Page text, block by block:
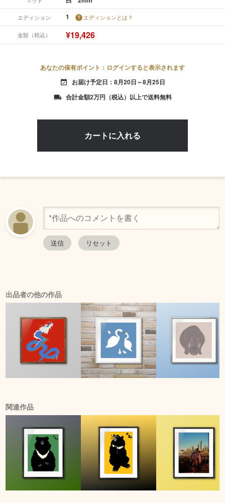
エディション 1 エディションとは？
金額（税込） ¥19,426
あなたの保有ポイント：ログインすると表示されます
event_available お届け予定日：8月20日～8月25日
local_shipping 合計金額2万円（税込）以上で送料無料
出品者の他の作品
関連作品